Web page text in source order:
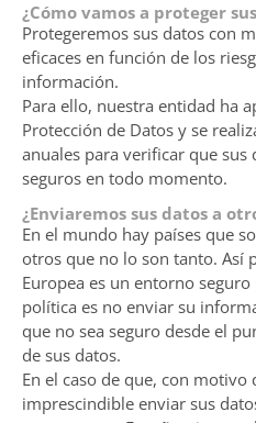
¿Cómo vamos a proteger
Protegeremos sus datos con
eficaces en función de los
información.
Para ello, nuestra entidad ha
Protección de Datos y se
anuales para verificar que sus
seguros en todo momento.
¿Enviaremos sus datos a
En el mundo hay países que
otros que no lo son tanto. Así
Europea es un entorno
política es no enviar su
que no sea seguro desde el
de sus datos.
En el caso de que, con motivo
imprescindible enviar sus